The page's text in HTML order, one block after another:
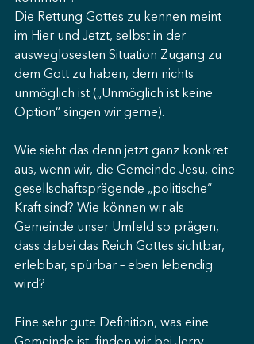
Die Rettung Gottes zu kennen meint
im Hier und Jetzt, selbst in der
ausweglosesten Situation Zugang zu
dem Gott zu haben, dem nichts
unmöglich ist („Unmöglich ist keine
Option“ singen wir gerne).
Wie sieht das denn jetzt ganz konkret
aus, wenn wir, die Gemeinde Jesu, eine
gesellschaftsprägende „politische“
Kraft sind? Wie können wir als
Gemeinde unser Umfeld so prägen,
dass dabei das Reich Gottes sichtbar,
erlebbar, spürbar – eben lebendig
wird?
Eine sehr gute Definition, was eine